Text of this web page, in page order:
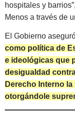
hospitales y
Menos a través de
El Gobierno
como política de
e ideológicas que
desigualdad
Derecho Interno
otorgándole